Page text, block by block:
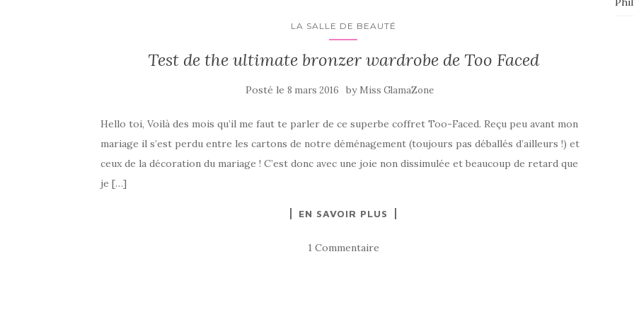
LA SALLE DE BEAUTÉ
Test de the ultimate bronzer wardrobe de Too Faced
Posté le8 mars 2016 by Miss GlamaZone
Hello toi, Voilà des mois qu’il me faut te parler de ce superbe coffret Too-Faced. Reçu peu avant mon
mariage il s’est perdu entre les cartons de notre déménagement (toujours pas déballés d’ailleurs !) et
ceux de la décoration du mariage ! C’est donc avec une joie non dissimulée et beaucoup de retard que
je […]
EN SAVOIR PLUS
1 Commentaire